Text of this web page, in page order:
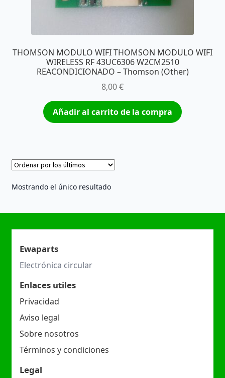
THOMSON MODULO WIFI THOMSON MODULO WIFI
WIRELESS RF 43UC6306 W2CM2510
REACONDICIONADO – Thomson (Other)
8,00€
Añadir al carrito de la compra
Mostrando el único resultado
Ewaparts
Electrónica circular
Enlaces utiles
Privacidad
Aviso legal
Sobre nosotros
Términos y condiciones
Legal